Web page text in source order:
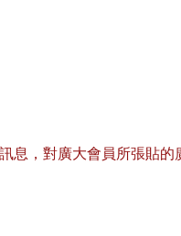
息，對廣大會員所張貼